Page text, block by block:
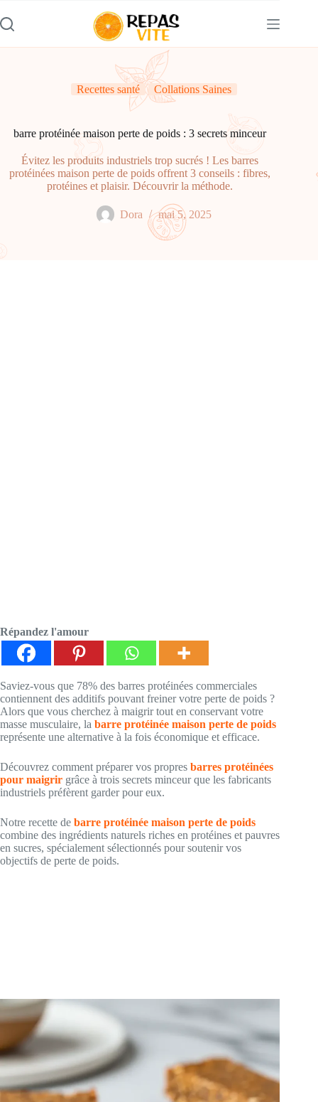
au
contenu
Recettes santé Collations Saines
barre protéinée maison perte de poids : 3 secrets minceur
Évitez les produits industriels trop sucrés ! Les barres
protéinées maison perte de poids offrent 3 conseils : fibres,
protéines et plaisir. Découvrir la méthode.
Dora mai 5, 2025
Répandez l'amour
Saviez-vous que 78% des barres protéinées commerciales
contiennent des additifs pouvant freiner votre perte de poids ?
Alors que vous cherchez à maigrir tout en conservant votre
masse musculaire, la barre protéinée maison perte de poids
représente une alternative à la fois économique et efficace.
Découvrez comment préparer vos propres barres protéinées
pour maigrir grâce à trois secrets minceur que les fabricants
industriels préfèrent garder pour eux.
Notre recette de barre protéinée maison perte de poids
combine des ingrédients naturels riches en protéines et pauvres
en sucres, spécialement sélectionnés pour soutenir vos
objectifs de perte de poids.